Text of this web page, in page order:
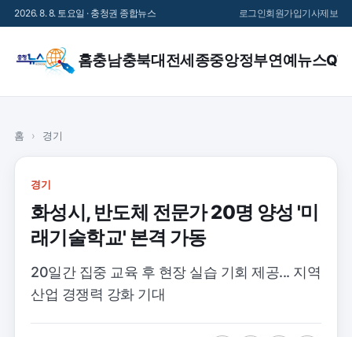
2026. 8. 8. 토요일 · 충청권 종합뉴스 로그인회원가입기사제보
홈충남충북대전세종중앙정부연예 뉴스
홈 › 경기
경기
화성시, 반도체 전문가 20명 양성 '미
래기술학교' 본격 가동
20일간 집중 교육 후 현장 실습 기회 제공... 지역
산업 경쟁력 강화 기대